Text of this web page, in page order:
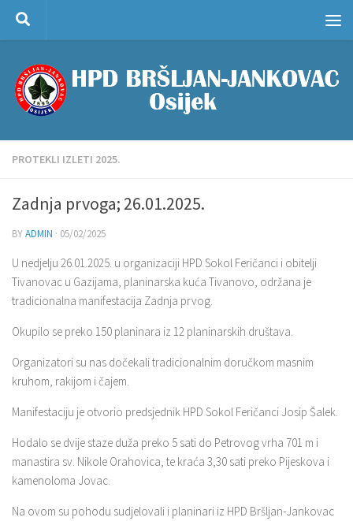
Skip to content
PROTEKLI IZLETI 2025.
Zadnja prvoga; 26.01.2025.
BYADMIN · 05/02/2025
U nedjelju 26.01.2025. u organizaciji HPD Sokol Feričanci i obitelji
Tivanovac u Gazijama, planinarska kuća Tivanovo, održana je
tradicionalna manifestacija Zadnja prvog.
Okupilo se preko 150 planinara iz 12 planinarskih društava.
Organizatori su nas dočekali tradicionalnim doručkom masnim
kruhom, rakijom i čajem.
Manifestaciju je otvorio predsjednik HPD Sokol Feričanci Josip Šalek.
Hodalo se dvije staze duža preko 5 sati do Petrovog vrha 701 m i
manastira sv. Nikole Orahovica, te kraća 3,30 sati preko Pijeskova i
kamenoloma Jovac.
Na ovom su pohodu sudjelovali i planinari iz HPD Bršljan-Jankovac